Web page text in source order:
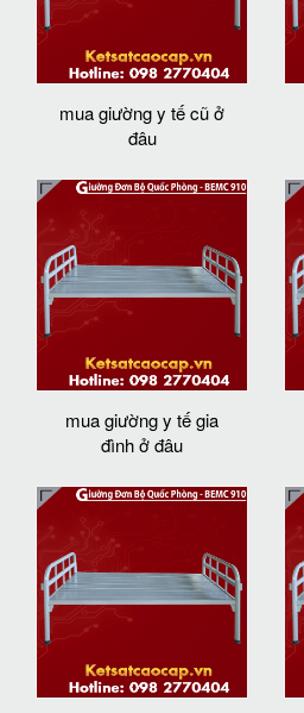
mua giường y tế cũ ở
đâu
mua giường y tế gia
đình ở đâu